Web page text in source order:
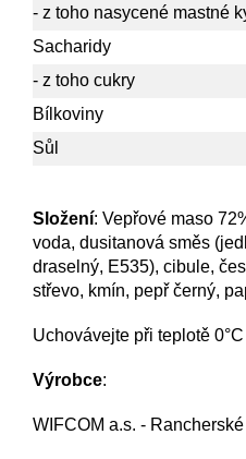
- z toho nasycené mastné
Sacharidy
- z toho cukry
Bílkoviny
Sůl
Složení: Vepřové maso
voda, dusitanová směs
draselný, E535), cibule,
střevo, kmín, pepř černý,
Uchovávejte při teplotě 0°C
Výrobce:
WIFCOM a.s. -